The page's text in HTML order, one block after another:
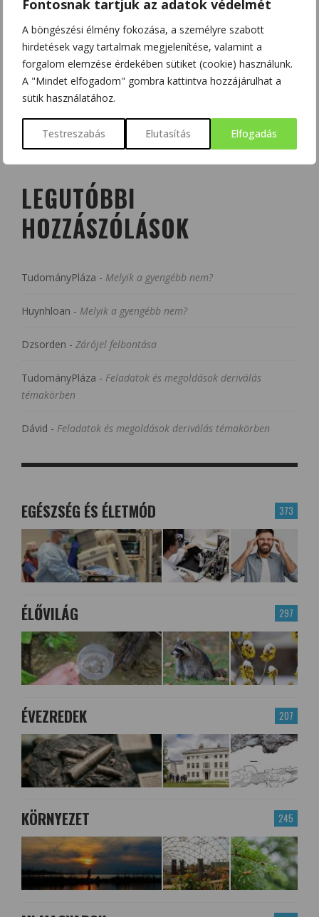
Fontosnak tartjuk az adatok védelmét
A böngészési élmény fokozása, a személyre szabott
hirdetések vagy tartalmak megjelenítése, valamint a
forgalom elemzése érdekében sütiket (cookie) használunk.
A "Mindet elfogadom" gombra kattintva hozzájárulhat a
sütik használatához.
Testreszabás Elutasítás Elfogadás
LEGUTÓBBI
HOZZÁSZÓLÁSOK
TudományPláza - Melyik a gyengébb nem?
Huynhloan - Melyik a gyengébb nem?
Dzsorden - Zárójel felbontása
TudományPláza - Feladatok és megoldások deriválás
témakörben
Dávid - Feladatok és megoldások deriválás témakörben
373
EGÉSZSÉG ÉS ÉLETMÓD
297
ÉLŐVILÁG
207
ÉVEZREDEK
245
KÖRNYEZET